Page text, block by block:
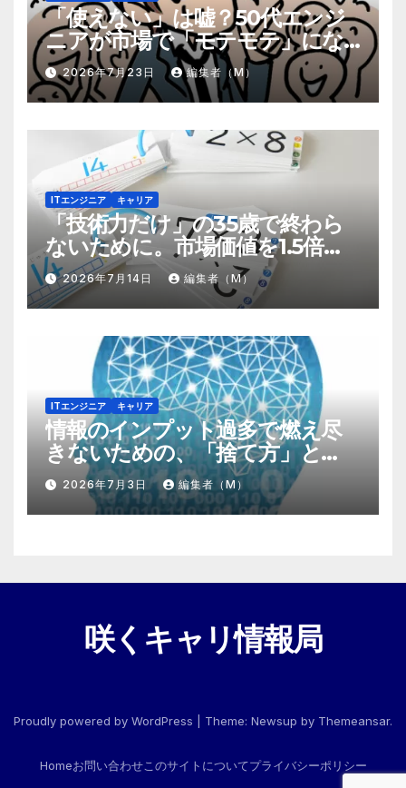
「使えない」は嘘？50代エンジ
ニアが市場で「モテモテ」にな
るための8個の強み
2026年7月23日 編集者（M）
ITエンジニア キャリア
「技術力だけ」の35歳で終わら
ないために。市場価値を1.5倍に
する『プラスα』の掛け算
2026年7月14日 編集者（M）
ITエンジニア キャリア
情報のインプット過多で燃え尽
きないための、「捨て方」と
「情報の絞り方」
2026年7月3日 編集者（M）
咲くキャリ情報局
Proudly powered by WordPress Theme: Newsup by Themeansar.
Homeお問い合わせこのサイトについてプライバシーポリシー